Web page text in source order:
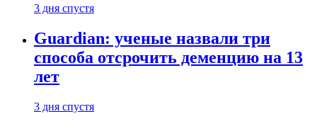
3 дня спустя
Guardian: ученые назвали три
способа отсрочить деменцию на 13
лет
3 дня спустя